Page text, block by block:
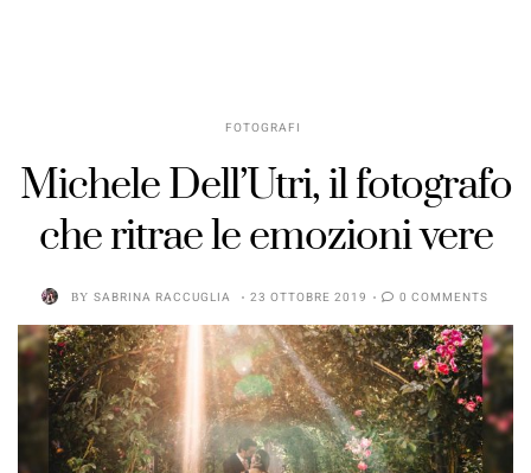
FOTOGRAFI
Michele Dell’Utri, il fotografo
che ritrae le emozioni vere
BY SABRINA RACCUGLIA 23 OTTOBRE 2019 0 COMMENTS